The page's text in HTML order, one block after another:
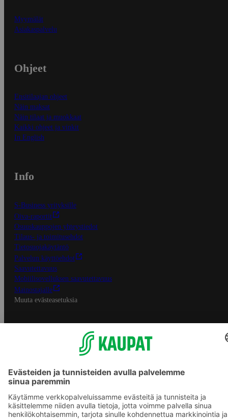
Myymälät
Asiakaspalvelu
Ohjeet
Ensitilaajan ohjeet
Näin maksat
Näin tilaat ja muokkaat
Kaikki ohjeet ja vinkit
In English
Info
S-Business yrityksille
Oiva-raportit
Osuuskauppojen yhteystiedot
Tilaus- ja toimitusehdot
Tietosuojakäytäntö
Palvelun käyttöehdot
Saavutettavuus
Mobiilisovelluksen saavutettavuus
Mainostajalle
Muuta evästeasetuksia
S-ryhmän palvelut
S-ryhmä
Asiakasomistajuus
S-ostoslista -sovellus
Prisma.fi